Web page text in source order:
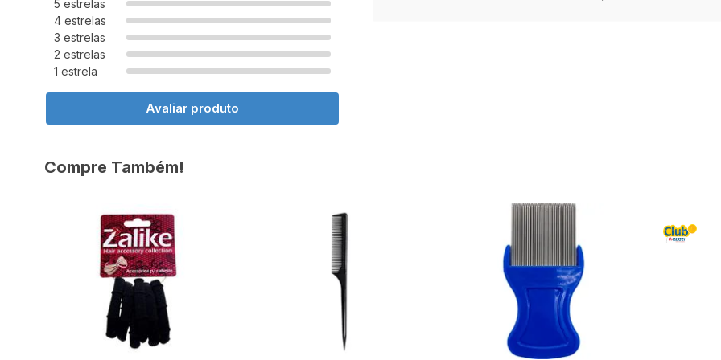
5 estrelas
4 estrelas
3 estrelas
2 estrelas
1 estrela
Avaliar produto
Compre Também!